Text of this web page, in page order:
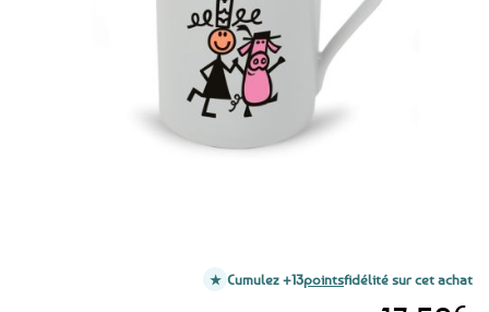
Cumulez +13pointsfidélité sur cet achat